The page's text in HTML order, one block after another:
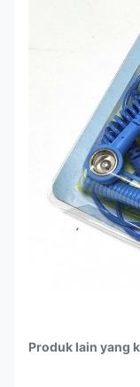
Produk lain yang